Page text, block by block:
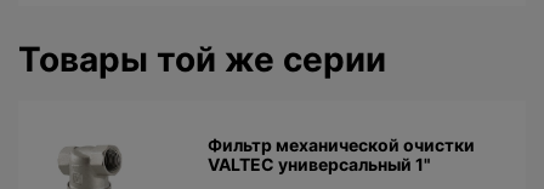
Товары той же серии
Фильтр механической очистки
VALTEC универсальный 1"